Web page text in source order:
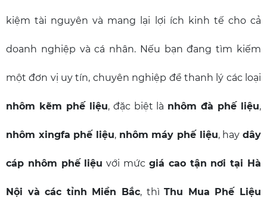
kiệm tài nguyên và mang lại lợi ích kinh tế cho cả
doanh nghiệp và cá nhân. Nếu bạn đang tìm kiếm
một đơn vị uy tín, chuyên nghiệp để thanh lý các loại
nhôm kẽm phế liệu, đặc biệt là nhôm đà phế liệu,
nhôm xingfa phế liệu, nhôm máy phế liệu, haydây
cáp nhôm phế liệu với mức giá cao tận nơi tại Hà
Nội và các tỉnh Miền Bắc, thìThu Mua Phế Liệu